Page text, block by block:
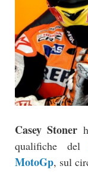
Casey Stoner
qualifiche del
MotoGp, sul